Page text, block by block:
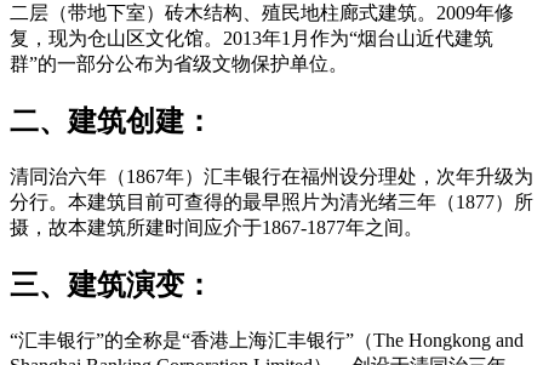
二层（带地下室）砖木结构、殖民地柱廊式建筑。2009年修
复，现为仓山区文化馆。2013年1月作为“烟台山近代建筑
群”的一部分公布为省级文物保护单位。
二、建筑创建：
清同治六年（1867年）汇丰银行在福州设分理处，次年升级为
分行。本建筑目前可查得的最早照片为清光绪三年（1877）所
摄，故本建筑所建时间应介于1867-1877年之间。
三、建筑演变：
“汇丰银行”的全称是“香港上海汇丰银行”（The Hongkong and